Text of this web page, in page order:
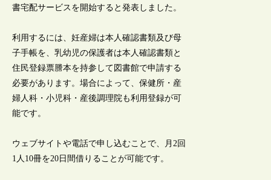
書宅配サービスを開始すると発表しました。
利用するには、妊産婦は本人確認書類及び母
子手帳を、乳幼児の保護者は本人確認書類と
住民登録票謄本を持参して図書館で申請する
必要があります。場合によって、保健所・産
婦人科・小児科・産後調理院も利用登録が可
能です。
ウェブサイトや電話で申し込むことで、月2回
1人10冊を20日間借りることが可能です。